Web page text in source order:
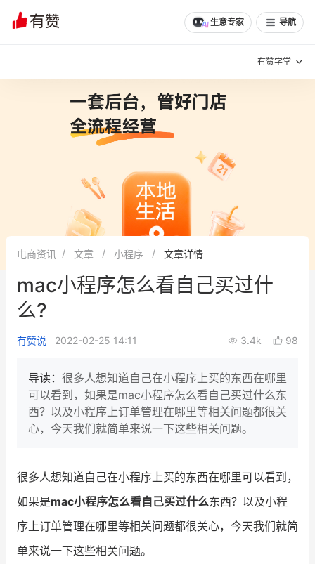
生意专家 导航
有赞学堂
增长方法
有赞专家说
新零售最佳实践
面对面聊增长
增长产品指南
智库 产品场景库
行业洞察
品牌消费观 行业报告
新零售资讯
文章 问诊 分享
电商资讯 文章 小程序 文章详情
mac小程序怎么看自己买过什
么?
有赞说 2022-02-25 14:11 3.4k 98
导读： 很多人想知道自己在小程序上买的东西在哪里
可以看到，如果是mac小程序怎么看自己买过什么东
西？以及小程序上订单管理在哪里等相关问题都很关
心，今天我们就简单来说一下这些相关问题。
很多人想知道自己在小程序上买的东西在哪里可以看到，
如果是mac小程序怎么看自己买过什么东西？以及小程
序上订单管理在哪里等相关问题都很关心，今天我们就简
单来说一下这些相关问题。